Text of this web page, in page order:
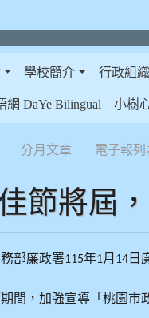
學校簡介 行政組織
網 DaYe Bilingual 小樹
分月文章 電子報列
節將屆
部廉政署115年1月 14 日
間，加強宣導「桃園市